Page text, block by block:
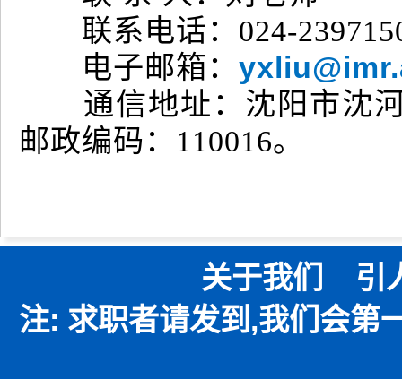
联系电话：024-
电子邮箱：
通信地址：沈阳市沈河
邮政编码：110016。
关于我们 引
注: 求职者请发到,我们会第